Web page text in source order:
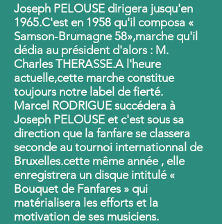
Joseph PELOUSE dirigera jusqu'en
1965.C'est en 1958 qu'il composa «
Samson-Brumagne 58»,marche qu'il
dédia au président d'alors : M.
Charles THERASSE.A l'heure
actuelle,cette marche constitue
toujours notre label de fierté.
Marcel RODRIGUE succédera à
Joseph PELOUSE et c'est sous sa
direction que la fanfare se classera
seconde au tournoi internationnal de
Bruxelles.cette même année , elle
enregistrera un disque intitulé «
Bouquet de Fanfares » qui
matérialisera les efforts et la
motivation de ses musiciens.